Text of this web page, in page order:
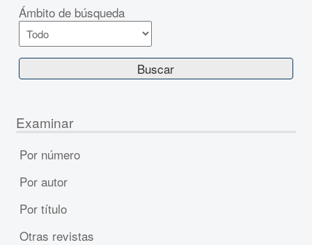
Ámbito de búsqueda
Examinar
Por número
Por autor
Por título
Otras revistas